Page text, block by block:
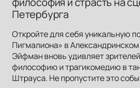
Петербурга
Откройте для себя уникальную
Пигмалиона» в
Эйфман вновь удивляет
философию и трагикомедию в
Штрауса. Не пропустите это